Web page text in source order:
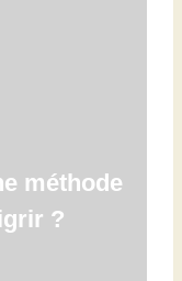
méthode
?